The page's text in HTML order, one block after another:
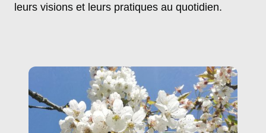
leurs visions et leurs pratiques au quotidien.